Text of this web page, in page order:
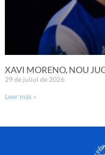
XAVI MORENO, NOU
29 de juliol de 2026
Leer más »